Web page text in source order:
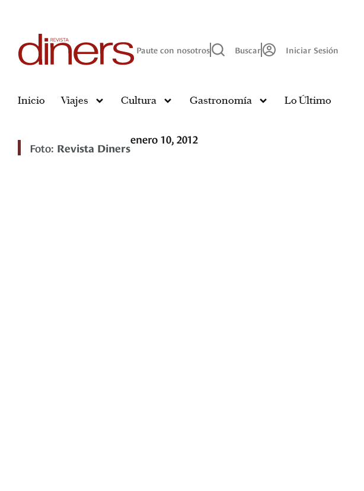
Paute con nosotros Buscar Iniciar Sesión
Inicio Viajes Cultura Gastronomía Lo Último
Foto: Revista Diners
enero 10, 2012